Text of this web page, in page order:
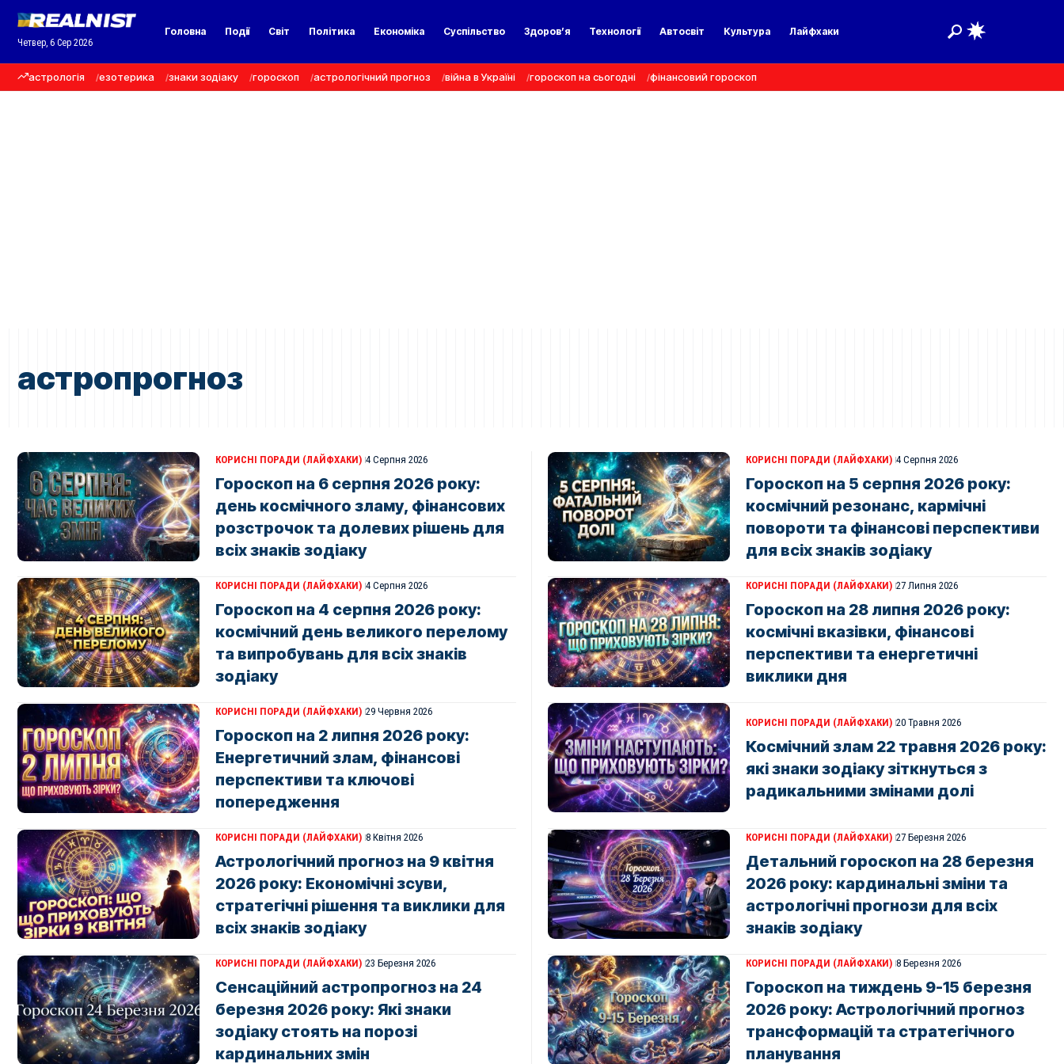
Четвер, 6 Сер 2026
Головна Події Світ Політика Економіка Суспільство Здоров’я Технології Автосвіт Культура Лайфхаки
астрологія езотерика знаки зодіаку гороскоп астрологічний прогноз війна в Україні гороскоп на сьогодні фінансовий гороскоп
астропрогноз
КОРИСНІ ПОРАДИ (ЛАЙФХАКИ) 4 Серпня 2026
Гороскоп на 6 серпня 2026 року:
день космічного зламу, фінансових
розстрочок та долевих рішень для
всіх знаків зодіаку
КОРИСНІ ПОРАДИ (ЛАЙФХАКИ) 4 Серпня 2026
Гороскоп на 5 серпня 2026 року:
космічний резонанс, кармічні
повороти та фінансові перспективи
для всіх знаків зодіаку
КОРИСНІ ПОРАДИ (ЛАЙФХАКИ) 4 Серпня 2026
Гороскоп на 4 серпня 2026 року:
космічний день великого перелому
та випробувань для всіх знаків
зодіаку
КОРИСНІ ПОРАДИ (ЛАЙФХАКИ) 27 Липня 2026
Гороскоп на 28 липня 2026 року:
космічні вказівки, фінансові
перспективи та енергетичні
виклики дня
КОРИСНІ ПОРАДИ (ЛАЙФХАКИ) 29 Червня 2026
Гороскоп на 2 липня 2026 року:
Енергетичний злам, фінансові
перспективи та ключові
попередження
КОРИСНІ ПОРАДИ (ЛАЙФХАКИ) 20 Травня 2026
Космічний злам 22 травня 2026 року:
які знаки зодіаку зіткнуться з
радикальними змінами долі
КОРИСНІ ПОРАДИ (ЛАЙФХАКИ) 8 Квітня 2026
Астрологічний прогноз на 9 квітня
2026 року: Економічні зсуви,
стратегічні рішення та виклики для
всіх знаків зодіаку
КОРИСНІ ПОРАДИ (ЛАЙФХАКИ) 27 Березня 2026
Детальний гороскоп на 28 березня
2026 року: кардинальні зміни та
астрологічні прогнози для всіх
знаків зодіаку
КОРИСНІ ПОРАДИ (ЛАЙФХАКИ) 23 Березня 2026
Сенсаційний астропрогноз на 24
березня 2026 року: Які знаки
зодіаку стоять на порозі
кардинальних змін
КОРИСНІ ПОРАДИ (ЛАЙФХАКИ) 8 Березня 2026
Гороскоп на тиждень 9-15 березня
2026 року: Астрологічний прогноз
трансформацій та стратегічного
планування